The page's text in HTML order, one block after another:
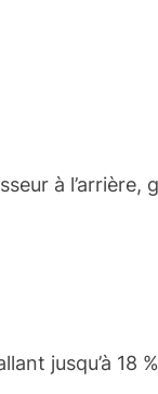
à
jusqu’à 18